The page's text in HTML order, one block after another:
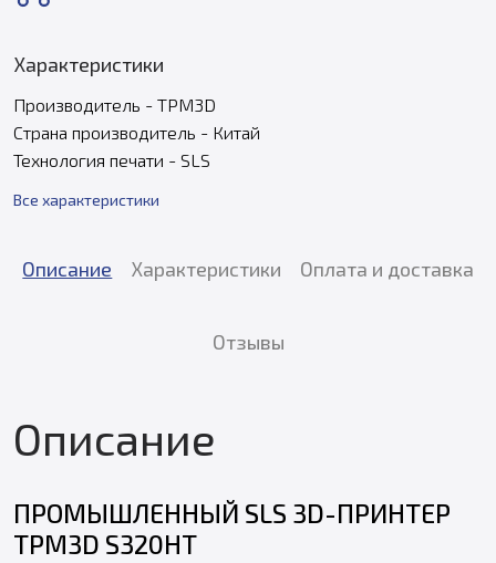
Характеристики
Производитель - TPM3D
Страна производитель - Китай
Технология печати - SLS
Все характеристики
Описание Характеристики Оплата и доставка
Отзывы
Описание
ПРОМЫШЛЕННЫЙ SLS 3D-ПРИНТЕР
TPM3D S320HT